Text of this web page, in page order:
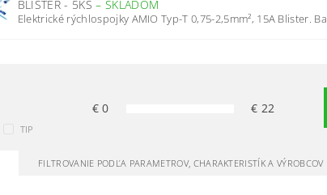
BLISTER - 5KS– SKLADOM
Elektrické rýchlospojky AMIO Typ-T 0,75-2,5mm², 15A Blister.
TIP
€0 € 22
FILTROVANIE PODĽA PARAMETROV, CHARAKTERISTÍK A VÝROBCOV